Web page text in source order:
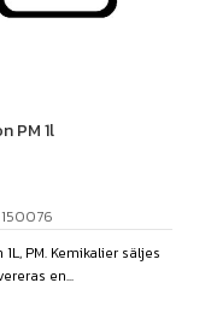
PM 1l
PM. Kemikalier säljes
en...